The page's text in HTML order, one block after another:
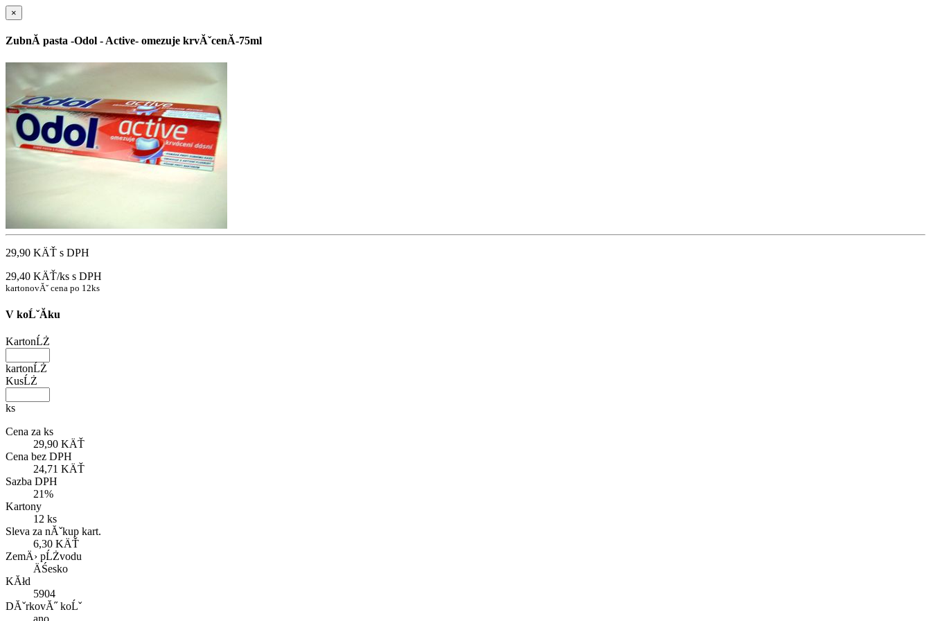
×
ZubnĂ­ pasta -Odol - Active- omezuje krvĂˇcenĂ­-75ml
29,90 KÄŤ s DPH
29,40 KÄŤ/ks s DPH
kartonovĂˇ cena po 12ks
V koĹˇĂ­ku
KartonĹŻ
kartonĹŻ
KusĹŻ
ks
Cena za ks
29,90 KÄŤ
Cena bez DPH
24,71 KÄŤ
Sazba DPH
21%
Kartony
12 ks
Sleva za nĂˇkup kart.
6,30 KÄŤ
ZemÄ› pĹŻvodu
ÄŚesko
KĂłd
5904
DĂˇrkovĂ˝ koĹˇ
ano